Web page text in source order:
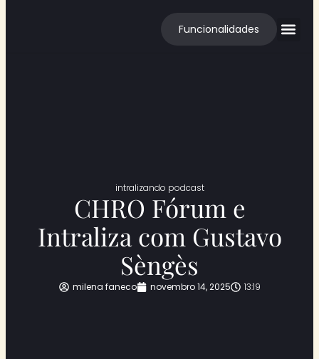
Funcionalidades
intralizando podcast
CHRO Fórum e
Intraliza com Gustavo
Sèngès
milena faneco novembro 14, 2025 13:19